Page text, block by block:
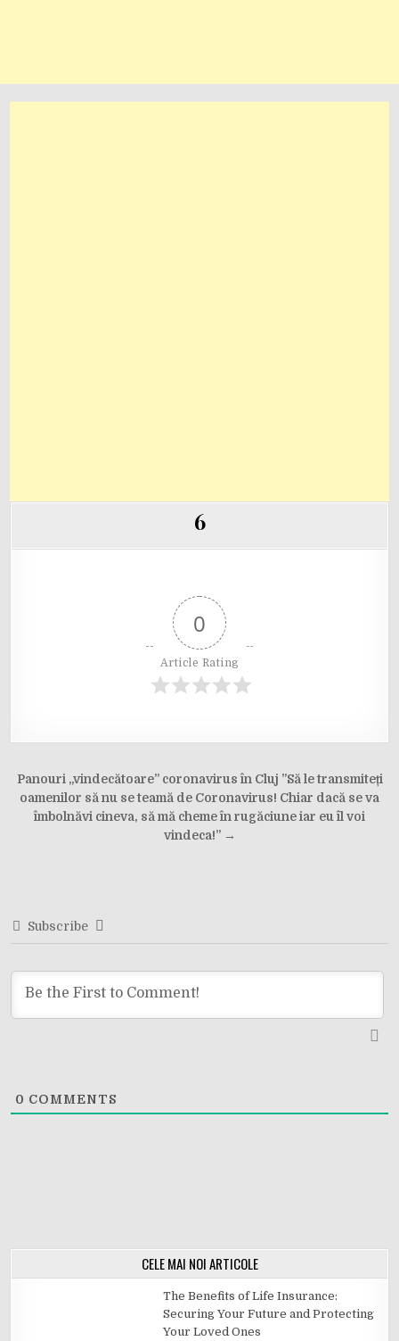
6
0
Article Rating
Post
navigation
Panouri „vindecătoare” coronavirus în Cluj ”Să le transmiteți
oamenilor să nu se teamă de Coronavirus! Chiar dacă se va
îmbolnăvi cineva, să mă cheme în rugăciune iar eu îl voi
vindeca!” →
Subscribe
0 COMMENTS
CELE MAI NOI ARTICOLE
The Benefits of Life Insurance:
Securing Your Future and Protecting
Your Loved Ones